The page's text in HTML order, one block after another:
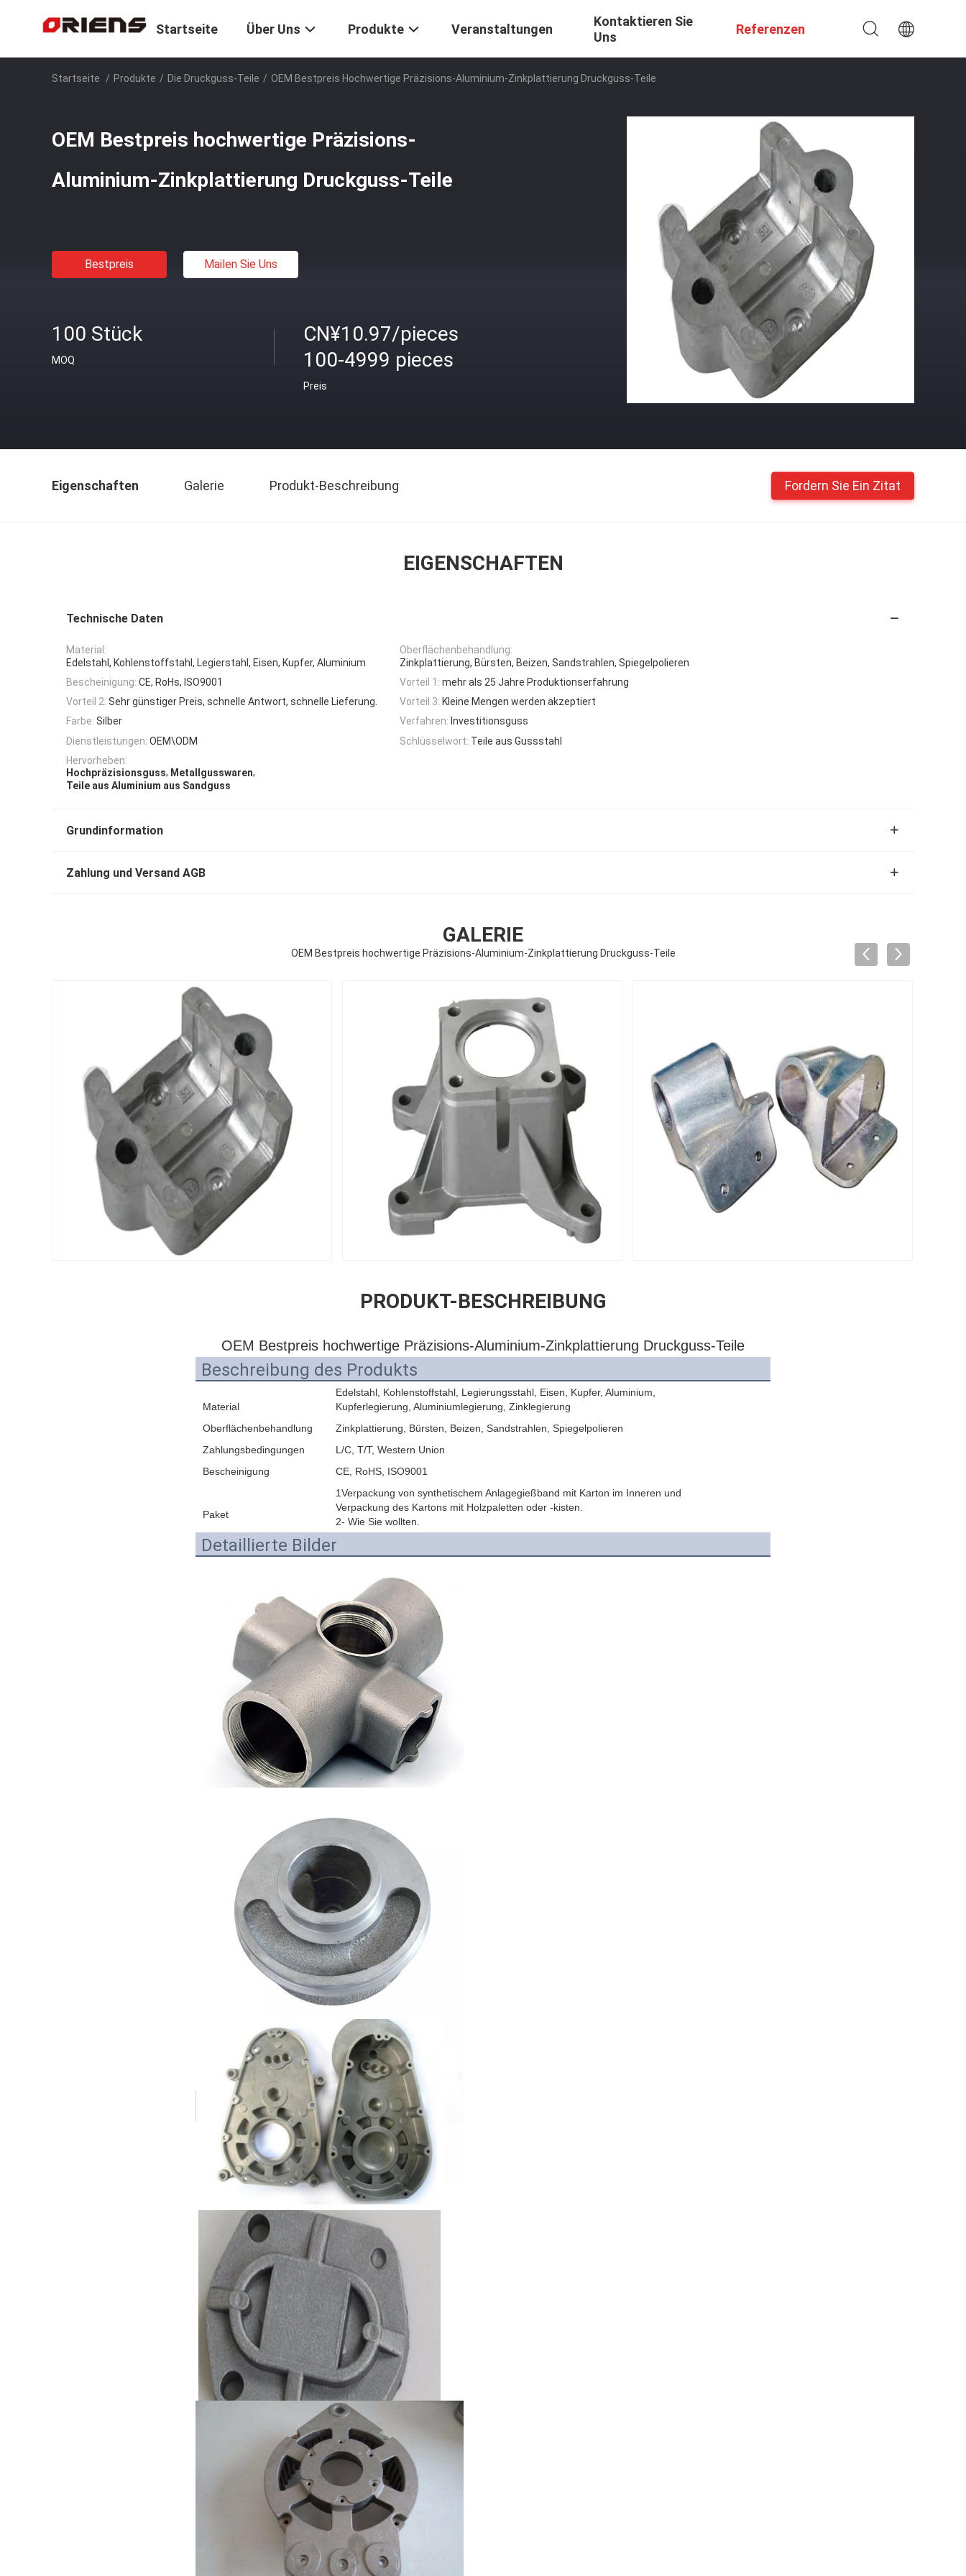
Startseite Über Uns Produkte Veranstaltungen
Kontaktieren Sie
Uns
Referenzen
Startseite / Produkte / Die Druckguss-Teile / OEM Bestpreis Hochwertige Präzisions-Aluminium-Zinkplattierung Druckguss-Teile
OEM Bestpreis hochwertige Präzisions-
Aluminium-Zinkplattierung Druckguss-Teile
Bestpreis Mailen Sie Uns
100 Stück
MOQ
CN¥10.97/pieces
100-4999 pieces
Preis
Eigenschaften Galerie Produkt-Beschreibung Fordern Sie Ein Zitat
EIGENSCHAFTEN
Technische Daten
Material:
Edelstahl, Kohlenstoffstahl, Legierstahl, Eisen, Kupfer, Aluminium
Oberflächenbehandlung:
Zinkplattierung, Bürsten, Beizen, Sandstrahlen, Spiegelpolieren
Bescheinigung: CE, RoHs, ISO9001 Vorteil 1: mehr als 25 Jahre Produktionserfahrung
Vorteil 2: Sehr günstiger Preis, schnelle Antwort, schnelle Lieferung. Vorteil 3: Kleine Mengen werden akzeptiert
Farbe: Silber Verfahren: Investitionsguss
Dienstleistungen: OEM\ODM Schlüsselwort: Teile aus Gussstahl
Hervorheben:
Hochpräzisionsguss, Metallgusswaren,
Teile aus Aluminium aus Sandguss
Grundinformation
Zahlung und Versand AGB
GALERIE
OEM Bestpreis hochwertige Präzisions-Aluminium-Zinkplattierung Druckguss-Teile
PRODUKT-BESCHREIBUNG
OEM Bestpreis hochwertige Präzisions-Aluminium-Zinkplattierung Druckguss-Teile
Beschreibung des Produkts
Material
Edelstahl, Kohlenstoffstahl, Legierungsstahl, Eisen, Kupfer, Aluminium,
Kupferlegierung, Aluminiumlegierung, Zinklegierung
Oberflächenbehandlung
Zinkplattierung, Bürsten, Beizen, Sandstrahlen, Spiegelpolieren
Zahlungsbedingungen
L/C, T/T, Western Union
Bescheinigung
CE, RoHS, ISO9001
Paket
1Verpackung von synthetischem Anlagegießband mit Karton im Inneren und
Verpackung des Kartons mit Holzpaletten oder -kisten.
2- Wie Sie wollten.
Detaillierte Bilder